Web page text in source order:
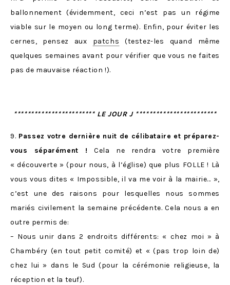
ballonnement (évidemment, ceci n’est pas un régime
viable sur le moyen ou long terme). Enfin, pour éviter les
cernes, pensez aux patchs (testez-les quand même
quelques semaines avant pour vérifier que vous ne faites
pas de mauvaise réaction !).
************************ LE JOUR J ************************
9. Passez votre dernière nuit de célibataire et préparez-
vous séparément !
Cela ne rendra votre première
« découverte » (pour nous, à l’église) que plus FOLLE ! Là
vous vous dites « Impossible, il va me voir à la mairie… »,
c’est une des raisons pour lesquelles nous sommes
mariés civilement la semaine précédente. Cela nous a en
outre permis de:
– Nous unir dans 2 endroits différents: « chez moi » à
Chambéry (en tout petit comité) et « (pas trop loin de)
chez lui » dans le Sud (pour la cérémonie religieuse, la
réception et la teuf).